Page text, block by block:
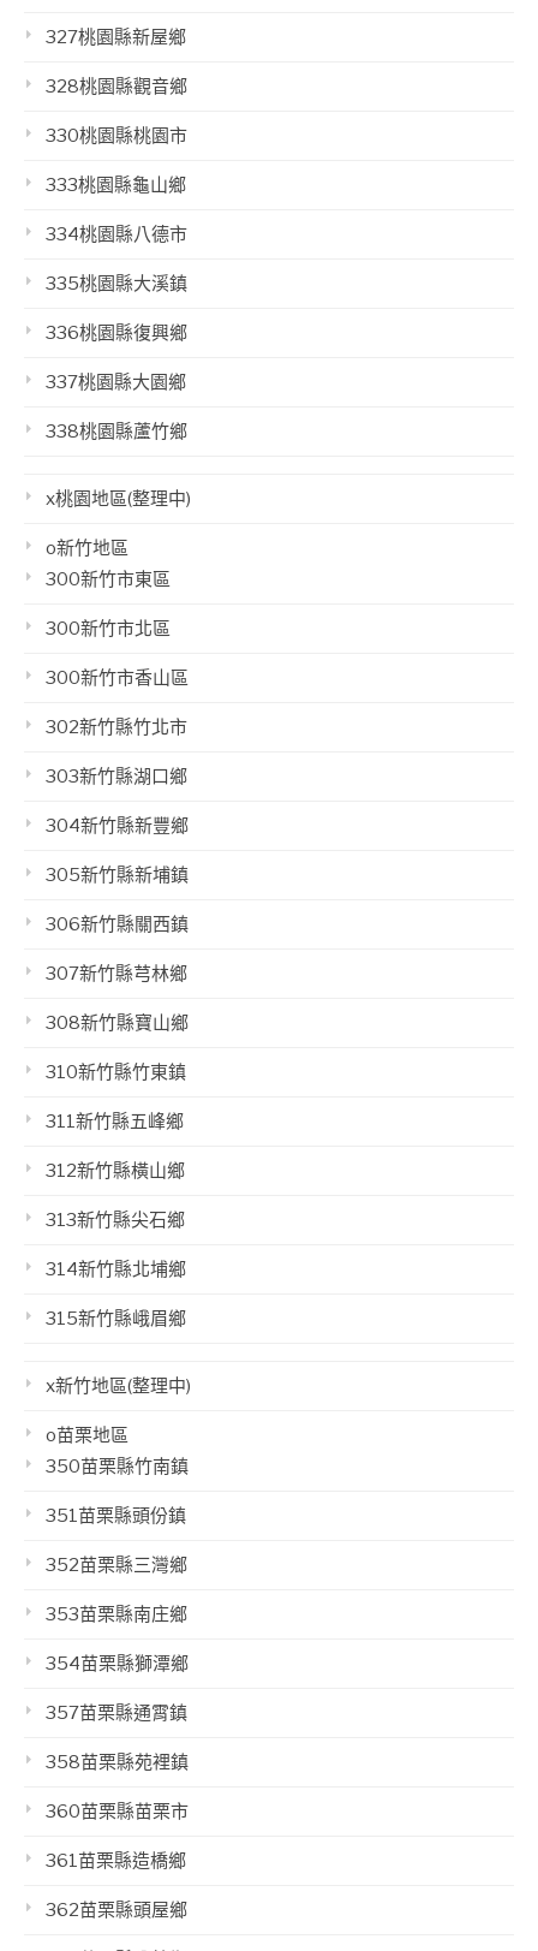
327桃園縣新屋鄉
328桃園縣觀音鄉
330桃園縣桃園市
333桃園縣龜山鄉
334桃園縣八德市
335桃園縣大溪鎮
336桃園縣復興鄉
337桃園縣大園鄉
338桃園縣蘆竹鄉
x桃園地區(整理中)
o新竹地區
300新竹市東區
300新竹市北區
300新竹市香山區
302新竹縣竹北市
303新竹縣湖口鄉
304新竹縣新豐鄉
305新竹縣新埔鎮
306新竹縣關西鎮
307新竹縣芎林鄉
308新竹縣寶山鄉
310新竹縣竹東鎮
311新竹縣五峰鄉
312新竹縣橫山鄉
313新竹縣尖石鄉
314新竹縣北埔鄉
315新竹縣峨眉鄉
x新竹地區(整理中)
o苗栗地區
350苗栗縣竹南鎮
351苗栗縣頭份鎮
352苗栗縣三灣鄉
353苗栗縣南庄鄉
354苗栗縣獅潭鄉
357苗栗縣通霄鎮
358苗栗縣苑裡鎮
360苗栗縣苗栗市
361苗栗縣造橋鄉
362苗栗縣頭屋鄉